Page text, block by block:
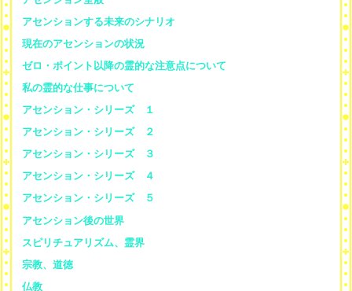
アセンションする未来のシナリオ
現在のアセンションの状況
ゼロ・ポイント以降の霊的な注意点について
私の霊的な仕事について
アセンション・シリーズ １
アセンション・シリーズ ２
アセンション・シリーズ ３
アセンション・シリーズ ４
アセンション・シリーズ ５
アセンション後の世界
スピリチュアリズム、霊界
宗教、道徳
仏教